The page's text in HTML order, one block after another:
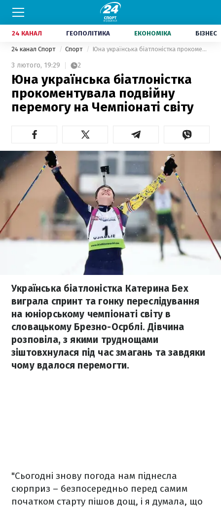
24 КАНАЛ ГЕОПОЛІТИКА ЕКОНОМІКА БІЗНЕС
24 канал Спорт Спорт Юна українська біатлоністка прокоментувала подвійну перемогу на Чемпіонаті світу
3 лютого, 19:29 2
Юна українська біатлоністка
прокоментувала подвійну
перемогу на Чемпіонаті світу
Українська біатлоністка Катерина Бех
виграла спринт та гонку переслідування
на юніорському чемпіонаті світу в
словацькому Брезно-Осрблі. Дівчина
розповіла, з якими труднощами
зіштовхнулася під час змагань та завдяки
чому вдалося перемогти.
"Сьогодні знову погода нам піднесла
сюрприз – безпосередньо перед самим
початком старту пішов дощ, і я думала, що